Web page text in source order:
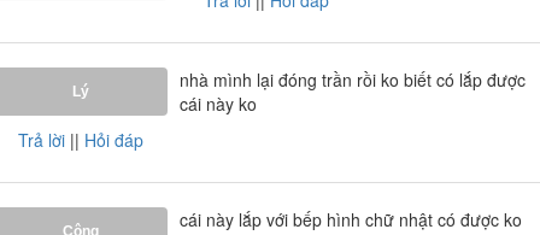
Lý
nhà mình lại đóng trần rồi ko biết có lắp được
cái này ko
Trả lời || Hỏi đáp
Công
cái này lắp với bếp hình chữ nhật có được ko